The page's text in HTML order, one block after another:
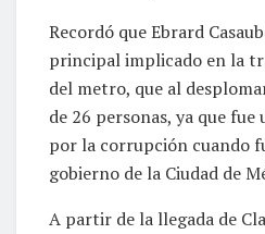
Recordó que Ebrard
principal implicado en la
del metro, que al
de 26 personas, ya que fue
por la corrupción cuando
gobierno de la Ciudad de
A partir de la llegada de